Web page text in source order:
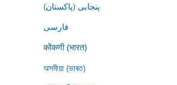
پنجابی (پاکستان)
فارسى
कोंकणी (भारत)
অসমীয়া (ভাৰত)